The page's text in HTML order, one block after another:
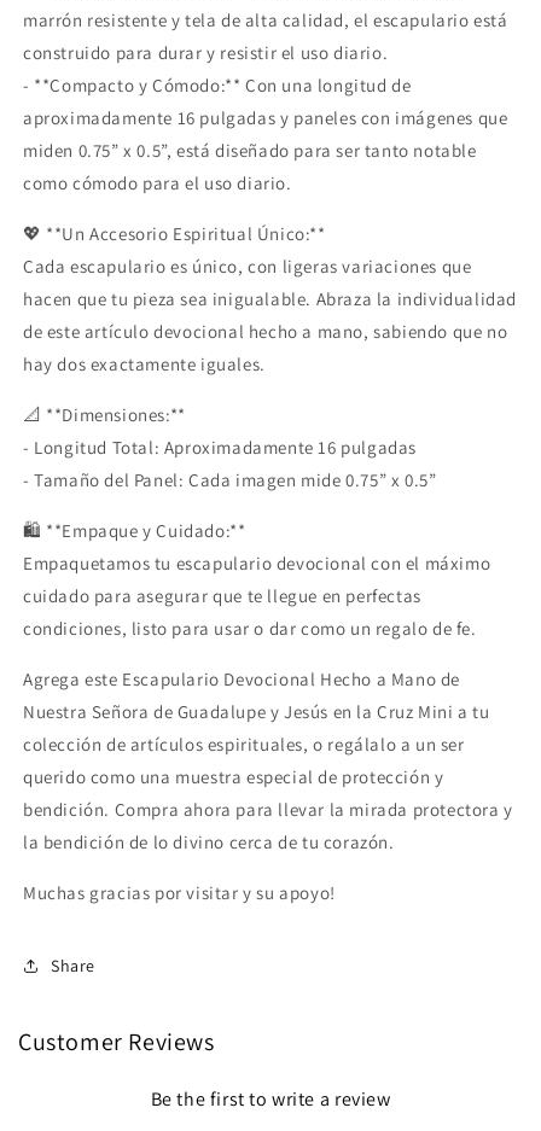
marrón resistente y tela de alta calidad, el escapulario está
construido para durar y resistir el uso diario.
- **Compacto y Cómodo:** Con una longitud de
aproximadamente 16 pulgadas y paneles con imágenes que
miden 0.75” x 0.5”, está diseñado para ser tanto notable
como cómodo para el uso diario.
💖 **Un Accesorio Espiritual Único:**
Cada escapulario es único, con ligeras variaciones que
hacen que tu pieza sea inigualable. Abraza la individualidad
de este artículo devocional hecho a mano, sabiendo que no
hay dos exactamente iguales.
📐 **Dimensiones:**
- Longitud Total: Aproximadamente 16 pulgadas
- Tamaño del Panel: Cada imagen mide 0.75” x 0.5”
🛍️ **Empaque y Cuidado:**
Empaquetamos tu escapulario devocional con el máximo
cuidado para asegurar que te llegue en perfectas
condiciones, listo para usar o dar como un regalo de fe.
Agrega este Escapulario Devocional Hecho a Mano de
Nuestra Señora de Guadalupe y Jesús en la Cruz Mini a tu
colección de artículos espirituales, o regálalo a un ser
querido como una muestra especial de protección y
bendición. Compra ahora para llevar la mirada protectora y
la bendición de lo divino cerca de tu corazón.
Muchas gracias por visitar y su apoyo!
Share
Customer Reviews
Be the first to write a review